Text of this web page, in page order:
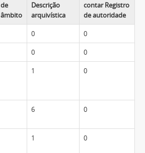
de
âmbito
Descrição
arquivística
contar Registro
de autoridade
0 0
0 0
1 0
6 0
1 0